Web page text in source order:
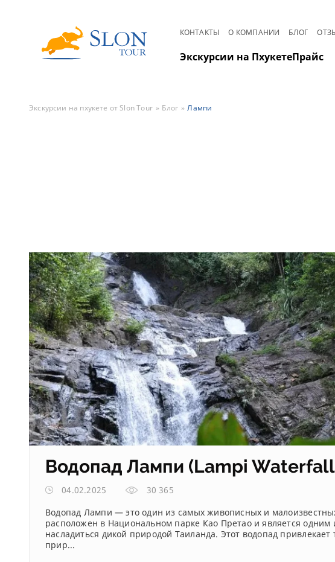
КОНТАКТЫ О КОМПАНИИ БЛОГ
Экскурсии на ПхукетеПрайс
Экскурсии на пхукете от Slon Tour Блог Лампи
Водопад Лампи (Lampi
04.02.2025
30 365
Водопад Лампи — это один из самых живописных и
расположен в Национальном парке Као Претао и является одним
насладиться дикой природой Таиланда. Этот водопад
прир...